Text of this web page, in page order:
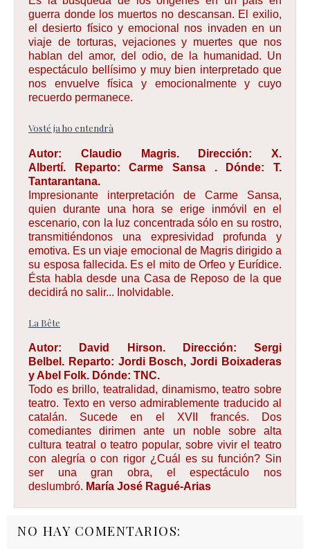
guerra donde los muertos no descansan. El exilio,
el desierto físico y emocional nos invaden en un
viaje de torturas, vejaciones y muertes que nos
hablan del amor, del odio, de la humanidad. Un
espectáculo bellísimo y muy bien interpretado que
nos envuelve física y emocionalmente y cuyo
recuerdo permanece.
Vosté ja ho entendrà
Autor: Claudio Magris. Dirección: X.
Albertí.
Reparto: Carme Sansa . Dónde: T.
Tantarantana.
Impresionante interpretación de Carme Sansa,
quien durante una hora se erige inmóvil en el
escenario, con la luz concentrada sólo en su rostro,
transmitiéndonos una expresividad profunda y
emotiva. Es un viaje emocional de Magris dirigido a
su esposa fallecida. Es el mito de Orfeo y Eurídice.
Ésta habla desde una Casa de Reposo de la que
decidirá no salir... Inolvidable.
La Bête
Autor: David Hirson. Dirección: Sergi
Belbel. Reparto: Jordi Bosch, Jordi Boixaderas
y Abel Folk. Dónde: TNC.
Todo es brillo, teatralidad, dinamismo, teatro sobre
teatro. Texto en verso admirablemente traducido al
catalán. Sucede en el XVII francés. Dos
comediantes dirimen ante un noble sobre alta
cultura teatral o teatro popular, sobre vivir el teatro
con alegría o con rigor ¿Cuál es su función? Sin
ser una gran obra, el espectáculo nos
deslumbró. María José Ragué-Arias
NO HAY COMENTARIOS: